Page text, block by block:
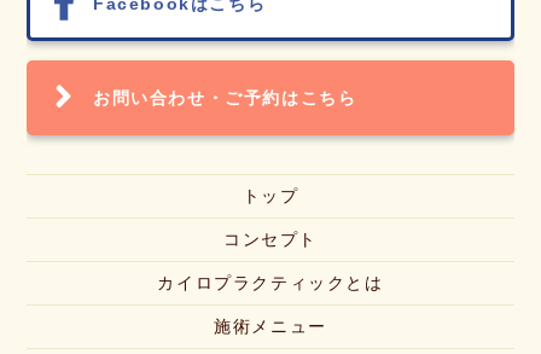
お問い合わせ・ ご予約はこちら
トップ
コンセプト
カイロプラクティックとは
施術メニュー